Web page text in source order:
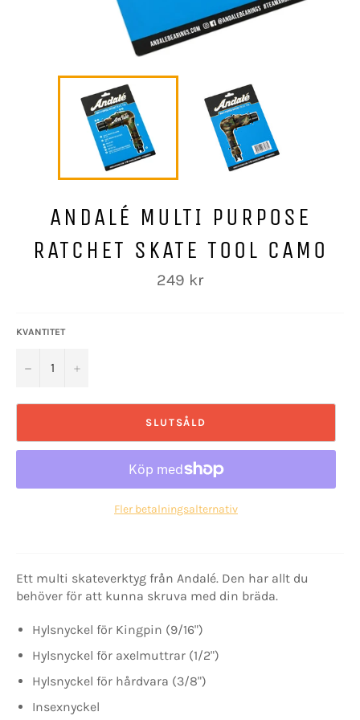
ANDALÉ MULTI PURPOSE
RATCHET SKATE TOOL CAMO
Ordinarie
pris
249 kr
KVANTITET
− +
SLUTSÅLD
Fler betalningsalternativ
Ett multi skateverktyg från Andalé. Den har allt du
behöver för att kunna skruva med din bräda.
Hylsnyckel för Kingpin (9/16")
Hylsnyckel för axelmuttrar (1/2")
Hylsnyckel för hårdvara (3/8")
Insexnyckel